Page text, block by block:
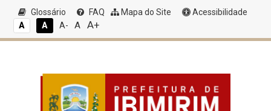
Glossário FAQ Mapa do Site
Acessibilidade
A
A A- A A+